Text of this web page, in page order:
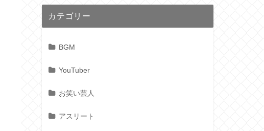
カテゴリー
BGM
YouTuber
お笑い芸人
アスリート